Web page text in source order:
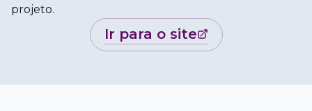
projeto.
ir para o site